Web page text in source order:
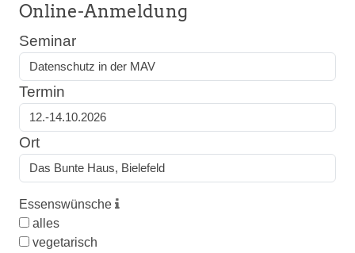
Online-Anmeldung
Seminar
Termin
Ort
Essenswünsche
alles
vegetarisch